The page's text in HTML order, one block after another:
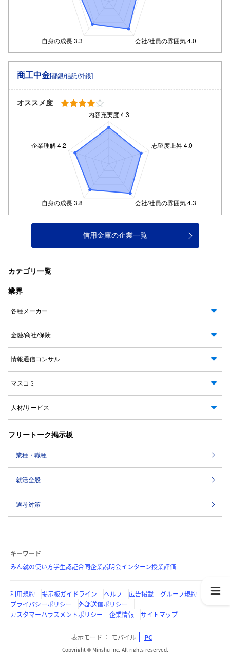
商工中金[都銀/信託/外銀]
オススメ度
信用金庫の企業一覧
カテゴリ一覧
業界
各種メーカー
金融/商社/保険
情報通信コンサル
マスコミ
人材/サービス
フリートーク掲示板
業種・職種
就活全般
選考対策
キーワード
みん就の使い方学生認証合同企業説明会インターン授業評価
利用規約 掲示板ガイドライン ヘルプ 広告掲載
グループ規約
プライバシーポリシー
外部送信ポリシー
カスタマーハラスメントポリシー
企業情報 サイトマップ
表示モード モバイル PC
Copyright © Minshu Inc. All rights reserved.